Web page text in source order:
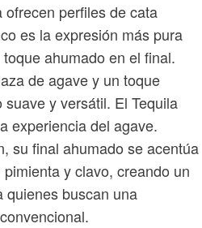
perfiles de cata
es la expresión más pura
ahumado en el final.
de agave y un toque
y versátil. El Tequila
experiencia del agave.
su final ahumado se acentúa
y clavo, creando un
quienes buscan una